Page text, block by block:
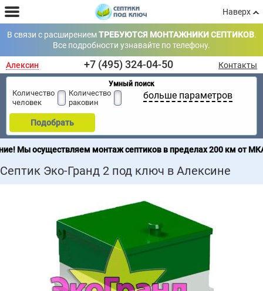
Наверх
В связи с расширениемТРЕБУЮТСЯ МОНТАЖНИКИ СЕПТИКОВ.
Все подробности узнавайте по телефону.
Алексин +7 (495) 324-04-50 Контакты
Умный поиск
Количество
человек
Количество
раковин
больше параметров
Подобрать
монтаж септиков в пределах 200 км от МКАД. Продажа
Септик Эко-Гранд 2 под ключ в Алексине